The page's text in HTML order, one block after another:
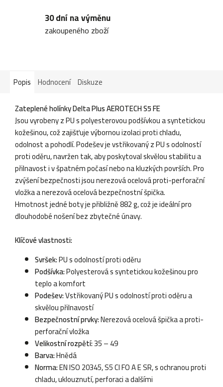
30 dní na výměnu
zakoupeného zboží
Popis Hodnocení Diskuze
Zateplené holínky Delta Plus AEROTECH S5 FE
Jsou vyrobeny z PU s polyesterovou podšívkou a syntetickou
kožešinou, což zajišťuje výbornou izolaci proti chladu,
odolnost a pohodlí. Podešev je vstřikovaný z PU s odolností
proti oděru, navržen tak, aby poskytoval skvělou stabilitu a
přilnavost i v špatném počasí nebo na kluzkých površích. Pro
zvýšení bezpečnosti jsou nerezová ocelová proti-perforační
vložka a nerezová ocelová bezpečnostní špička.
Hmotnost jedné boty je přibližně 882 g, což je ideální pro
dlouhodobé nošení bez zbytečné únavy.
Klíčové vlastnosti:
Svršek:PU s odolností proti oděru
Podšívka:Polyesterová s syntetickou kožešinou pro
teplo a komfort
Podešev:Vstřikovaný PU s odolností proti oděru a
skvělou přilnavostí
Bezpečnostní prvky:Nerezová ocelová špička a proti-
perforační vložka
Velikostní rozpětí:35 – 49
Barva:Hnědá
Norma:EN ISO 20345, S5 CI FO A E SR, s ochranou proti
chladu, uklouznutí, perforaci a dalšími